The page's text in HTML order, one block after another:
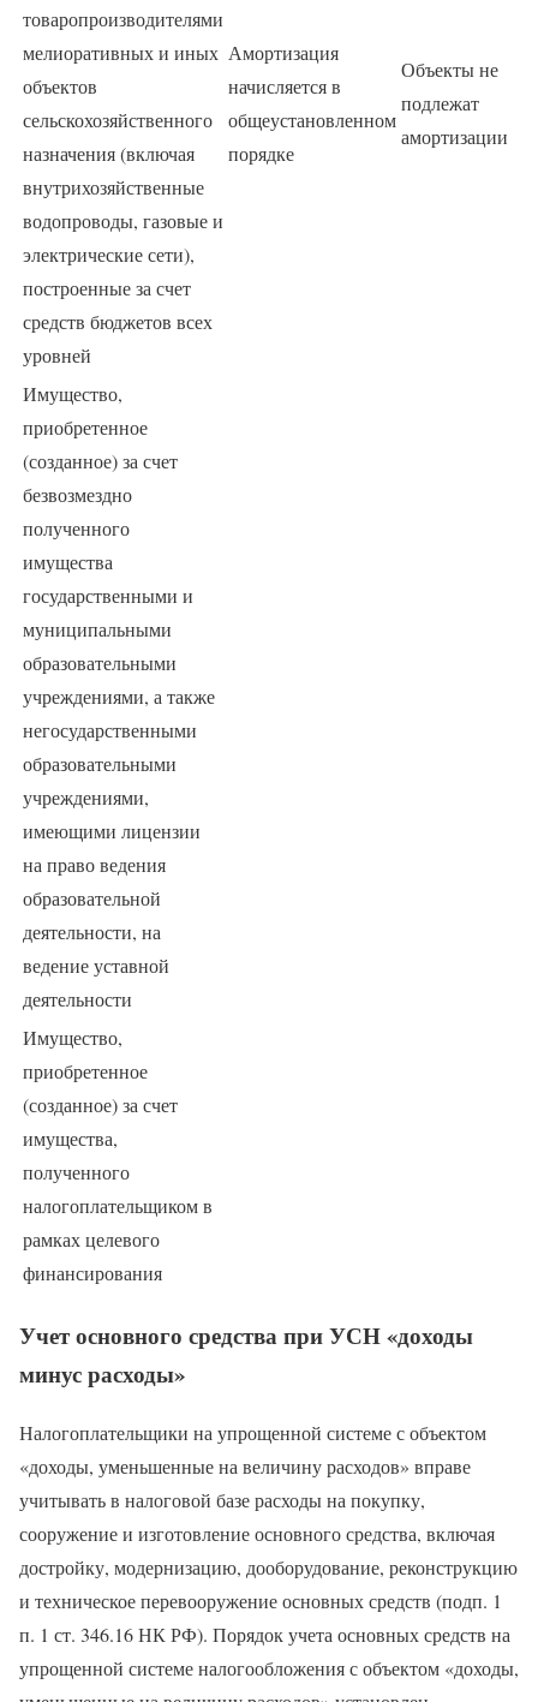
товаропроизводителями
мелиоративных и иных
объектов
сельскохозяйственного
назначения (включая
внутрихозяйственные
водопроводы, газовые и
электрические сети),
построенные за счет
средств бюджетов всех
уровней
Амортизация
начисляется в
общеустановленном
порядке
Объекты не
подлежат
амортизации
Имущество,
приобретенное
(созданное) за счет
безвозмездно
полученного
имущества
государственными и
муниципальными
образовательными
учреждениями, а также
негосударственными
образовательными
учреждениями,
имеющими лицензии
на право ведения
образовательной
деятельности, на
ведение уставной
деятельности
Имущество,
приобретенное
(созданное) за счет
имущества,
полученного
налогоплательщиком в
рамках целевого
финансирования
Учет основного средства при УСН «доходы
минус расходы»
Налогоплательщики на упрощенной системе с объектом
«доходы, уменьшенные на величину расходов» вправе
учитывать в налоговой базе расходы на покупку,
сооружение и изготовление основного средства, включая
достройку, модернизацию, дооборудование, реконструкцию
и техническое перевооружение основных средств (подп. 1
п. 1 ст. 346.16 НК РФ). Порядок учета основных средств на
упрощенной системе налогообложения с объектом «доходы,